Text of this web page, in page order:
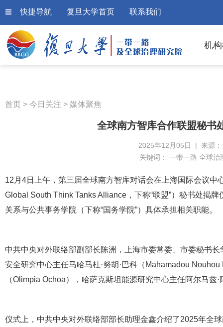
快捷导航 复旦大学首页 联系我们
机
首页 > 今日关注 > 媒体聚焦
全球南方智库合作联盟秘书
2025年12月05日 | 来源
关键词： 一带一路 全球治
12月4日上午，第三届全球南方智库对话会在上海国际会议
Global South Think Tanks Alliance，下称“联盟”）秘书处揭
关系与公共事务学院（下称“国务学院”）具体承担相关职能。
中共中央对外联络部副部长陈洲，上海市委常委、市委秘书
安全研究中心主任马哈马杜·努胡·巴科（Mahamadou
（Olimpia Ochoa），哈萨克斯坦能源研究中心主任阿尔马
仪式上，中共中央对外联络部部长助理金鑫介绍了2025年全